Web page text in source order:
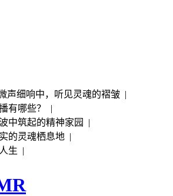
声细响中，听见灵魂的褶皱 |
有哪些？ |
中筑起的精神家园 |
的灵魂栖息地 |
生 |